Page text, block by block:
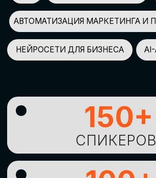
УЧАСТНИКОВ
GLOBAL TECH FORUM –
ИЗУЧЕНИЯНОВЫХ
ТЕХНОЛОГИЙИ
СТРАТЕГИЧЕСКИХ
ПОДХОДОВ К ЦИФРОВОЙ
ТРАНСФОРМАЦИИ
БИЗНЕСА